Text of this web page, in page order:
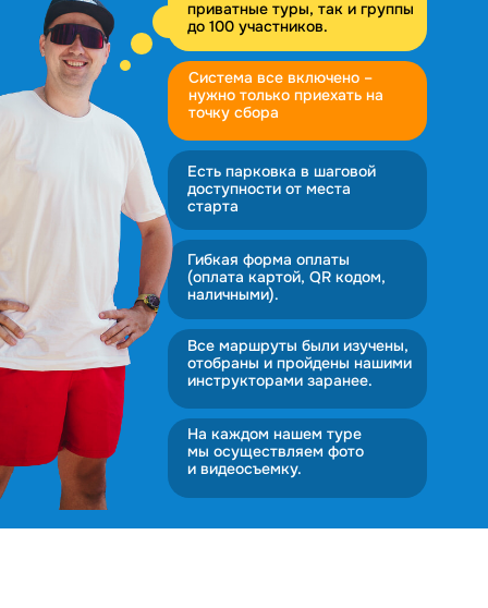
приватные туры, так и группы
до 100 участников.
Система все включено –
нужно только приехать на
точку сбора
Есть парковка в шаговой
доступности от места
старта
На каждом нашем туре
мы осуществляем фото
и видеосъемку.
Все маршруты были изучены,
отобраны и пройдены нашими
инструкторами заранее.
Гибкая форма оплаты
(оплата картой, QR кодом,
наличными).